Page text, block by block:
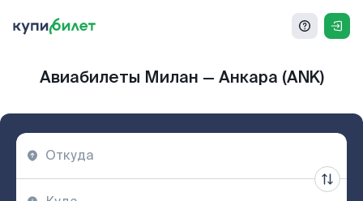
Авиабилеты Милан — Анкара (ANK)